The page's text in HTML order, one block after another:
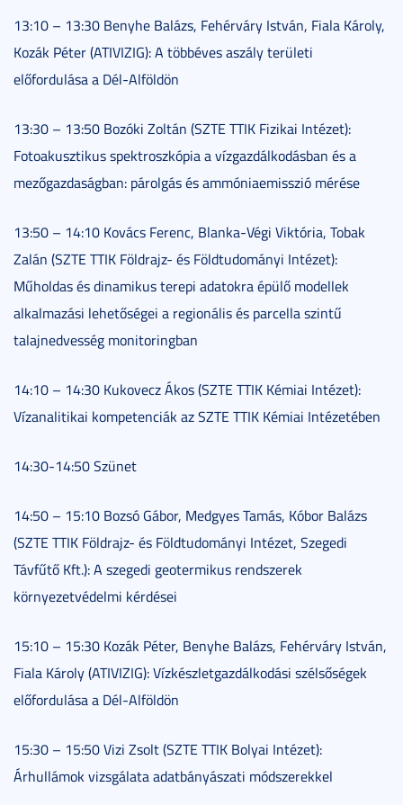
13:10 – 13:30 Benyhe Balázs, Fehérváry István, Fiala Károly,
Kozák Péter (ATIVIZIG): A többéves aszály területi
előfordulása a Dél-Alföldön
13:30 – 13:50 Bozóki Zoltán (SZTE TTIK Fizikai Intézet):
Fotoakusztikus spektroszkópia a vízgazdálkodásban és a
mezőgazdaságban: párolgás és ammóniaemisszió mérése
13:50 – 14:10 Kovács Ferenc, Blanka-Végi Viktória, Tobak
Zalán (SZTE TTIK Földrajz- és Földtudományi Intézet):
Műholdas és dinamikus terepi adatokra épülő modellek
alkalmazási lehetőségei a regionális és parcella szintű
talajnedvesség monitoringban
14:10 – 14:30 Kukovecz Ákos (SZTE TTIK Kémiai Intézet):
Vízanalitikai kompetenciák az SZTE TTIK Kémiai Intézetében
14:30-14:50 Szünet
14:50 – 15:10 Bozsó Gábor, Medgyes Tamás, Kóbor Balázs
(SZTE TTIK Földrajz- és Földtudományi Intézet, Szegedi
Távfűtő Kft.): A szegedi geotermikus rendszerek
környezetvédelmi kérdései
15:10 – 15:30 Kozák Péter, Benyhe Balázs, Fehérváry István,
Fiala Károly (ATIVIZIG): Vízkészletgazdálkodási szélsőségek
előfordulása a Dél-Alföldön
15:30 – 15:50 Vizi Zsolt (SZTE TTIK Bolyai Intézet):
Árhullámok vizsgálata adatbányászati módszerekkel